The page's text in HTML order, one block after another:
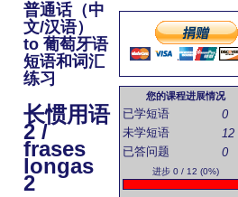
您的课程进展情况
已学短语
0
未学短语
12
已答问题
0
进步 0 / 12 (0%)
普通话（中
文/汉语）
to 葡萄牙语
短语和词汇
练习
长惯用语
2 /
frases
longas
2